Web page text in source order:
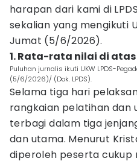
harapan dari kami di
sekalian yang mengikuti
Jumat (5/6/2026).
1. Rata-rata nilai di atas
Puluhan jurnalis ikuti UKW LPDS-
(5/6/2026)/ (Dok. LPDS).
Selama tiga hari
rangkaian pelatihan dan
terbagi dalam tiga
dan utama. Menurut
diperoleh peserta cukup